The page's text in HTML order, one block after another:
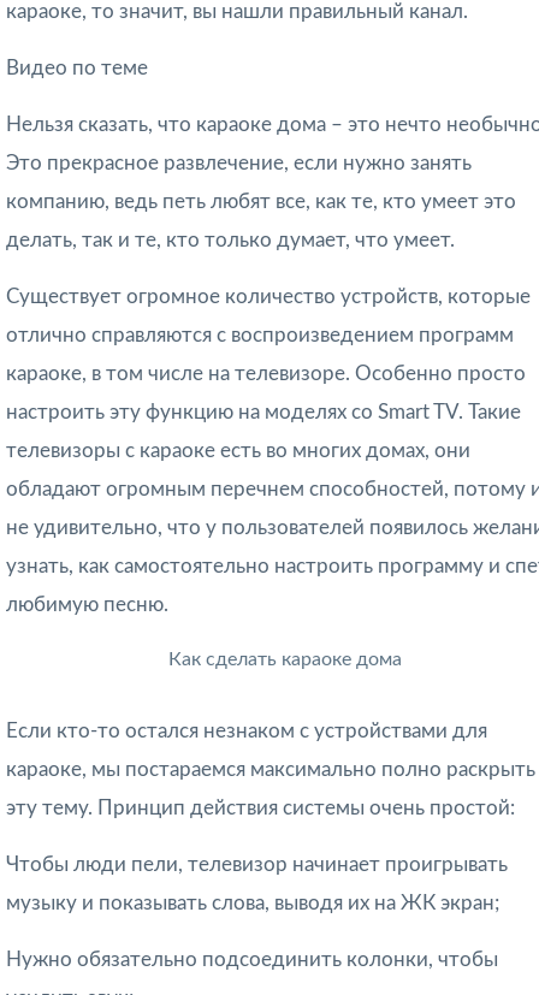
караоке, то значит, вы нашли правильный канал.
Видео по теме
Нельзя сказать, что караоке дома – это нечто
Это прекрасное развлечение, если нужно занять
компанию, ведь петь любят все, как те, кто умеет это
делать, так и те, кто только думает, что умеет.
Существует огромное количество устройств, которые
отлично справляются с воспроизведением программ
караоке, в том числе на телевизоре. Особенно просто
настроить эту функцию на моделях со Smart TV. Такие
телевизоры с караоке есть во многих домах, они
обладают огромным перечнем способностей, потому
не удивительно, что у пользователей появилось
узнать, как самостоятельно настроить программу и
любимую песню.
Как сделать караоке дома
Если кто-то остался незнаком с устройствами для
караоке, мы постараемся максимально полно раскрыть
эту тему. Принцип действия системы очень простой:
Чтобы люди пели, телевизор начинает проигрывать
музыку и показывать слова, выводя их на ЖК экран;
Нужно обязательно подсоединить колонки, чтобы